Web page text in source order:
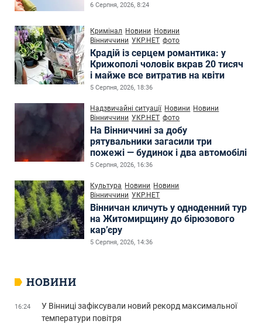
6 Серпня, 2026, 8:24
Кримінал Новини Новини
Вінниччини УКР.НЕТ фото
Крадій із серцем романтика: у
Крижополі чоловік вкрав 20 тисяч
і майже все витратив на квіти
5 Серпня, 2026, 18:36
Надзвичайні ситуації Новини Новини
Вінниччини УКР.НЕТ фото
На Вінниччині за добу
рятувальники загасили три
пожежі — будинок і два автомобілі
5 Серпня, 2026, 16:36
Культура Новини Новини
Вінниччини УКР.НЕТ
Вінничан кличуть у одноденний тур
на Житомирщину до бірюзового
кар’єру
5 Серпня, 2026, 14:36
НОВИНИ
16:24
У Вінниці зафіксували новий рекорд максимальної
температури повітря